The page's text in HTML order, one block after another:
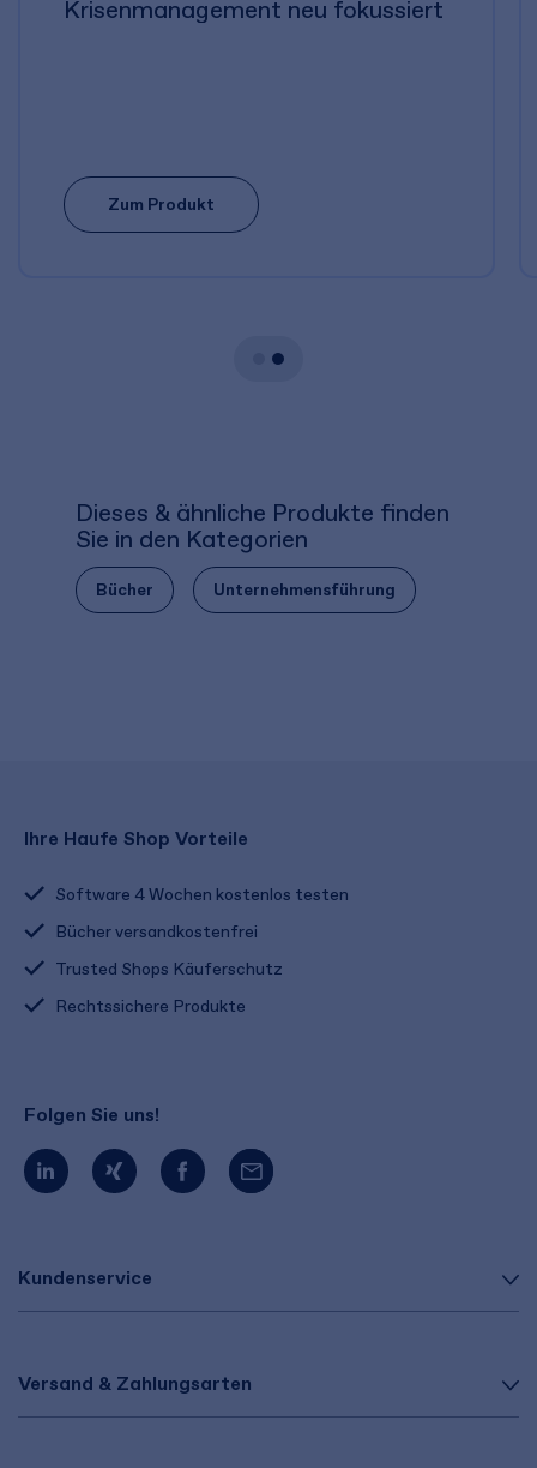
Krisenmanagement neu fokussiert
Zum Produkt
Dieses & ähnliche Produkte finden
Sie in den Kategorien
Bücher Unternehmensführung
Kundenservice
Versand & Zahlungsarten
Ihre Haufe Shop Vorteile
Software 4 Wochen kostenlos testen
Bücher versandkostenfrei
Trusted Shops Käuferschutz
Rechtssichere Produkte
Folgen Sie uns!